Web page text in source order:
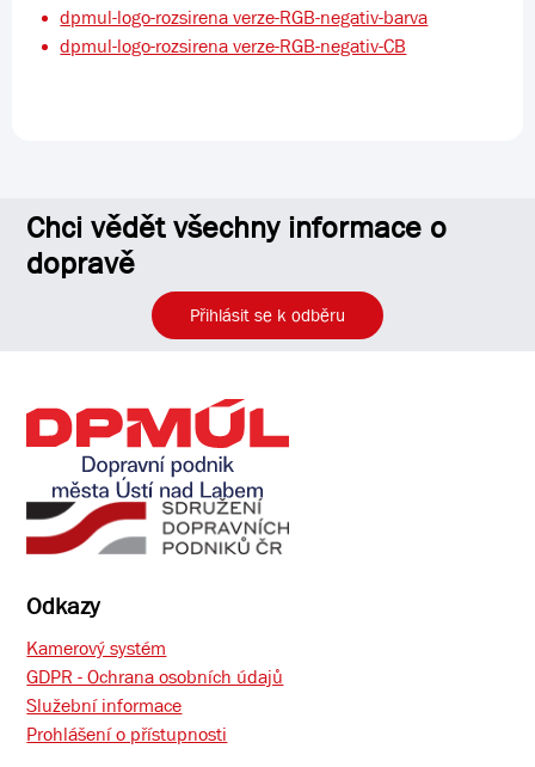
dpmul-logo-rozsirena verze-RGB-negativ-barva
dpmul-logo-rozsirena verze-RGB-negativ-CB
Chci vědět všechny informace o
dopravě
Přihlásit se k odběru
Odkazy
Kamerový systém
GDPR - Ochrana osobních údajů
Služební informace
Prohlášení o přístupnosti